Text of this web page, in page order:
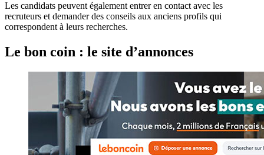
Les candidats peuvent également entrer en contact avec les
recruteurs et demander des conseils aux anciens profils qui
correspondent à leurs recherches.
Le bon coin : le site d’annonces